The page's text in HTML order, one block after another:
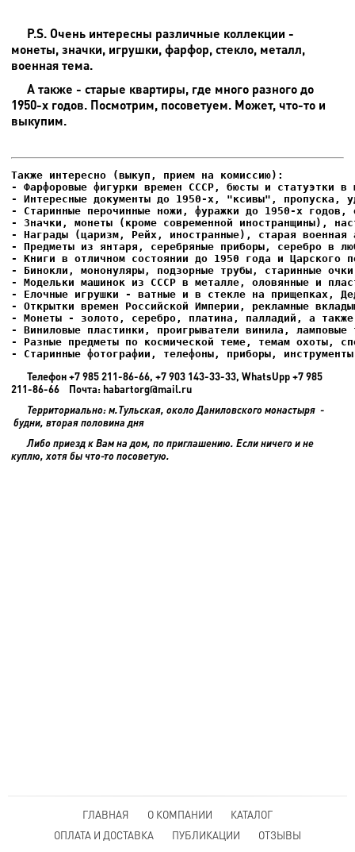
P.S. Очень интересны различные коллекции -
монеты, значки, игрушки, фарфор, стекло, металл,
военная тема.
А также - старые квартиры, где много разного до
1950-х годов. Посмотрим, посоветуем. Может, что-то и
выкупим.
- Фарфоровые фигурки времен СССР, бюсты и статуэтки в
- Интересные документы до 1950-х, "ксивы", пропуска,
- Елочные игрушки - ватные и в стекле на прищепках,
- Старинные фотографии, телефоны, приборы,
Телефон +7 985 211-86-66, +7 903 143-33-33, WhatsUpp +7 985
211-86-66 Почта: habartorg@mail.ru
Территориально: м.Тульская, около Даниловского монастыря -
будни, вторая половина дня
Либо приезд к Вам на дом, по приглашению. Если ничего и не
куплю, хотя бы что-то посоветую.
ГЛАВНАЯ О КОМПАНИИ
КАТАЛОГ
ОПЛАТА И ДОСТАВКА
ПУБЛИКАЦИИ
ОТЗЫВЫ